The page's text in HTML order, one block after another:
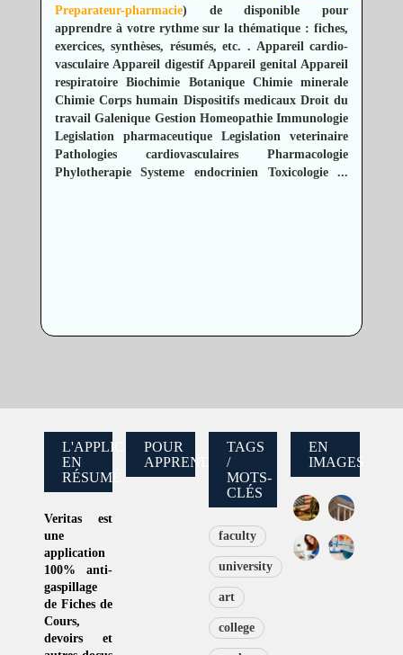
Preparateur-pharmacie) de disponible pour
apprendre à votre rythme sur la thématique : fiches,
exercices, synthèses, résumés, etc.. Appareil cardio-
vasculaire Appareil digestif Appareil genital Appareil
respiratoire
Biochimie Botanique
Chimie minerale
Chimie Corps humain Dispositifs medicaux Droit du
travail Galenique Gestion Homeopathie Immunologie
Legislation pharmaceutique
Legislation veterinaire
Pathologies cardiovasculaires
Pharmacologie
Phylotherapie
Systeme endocrinien Toxicologie ...
L'APPLICATION
EN
RÉSUMÉ
Veritasest
une
application
100% anti-
gaspillage
de Fiches de
Cours,
devoirs et
POUR
APPRENDRE
TAGS
/
MOTS-
CLÉS
faculty
university
art
college
EN
IMAGES